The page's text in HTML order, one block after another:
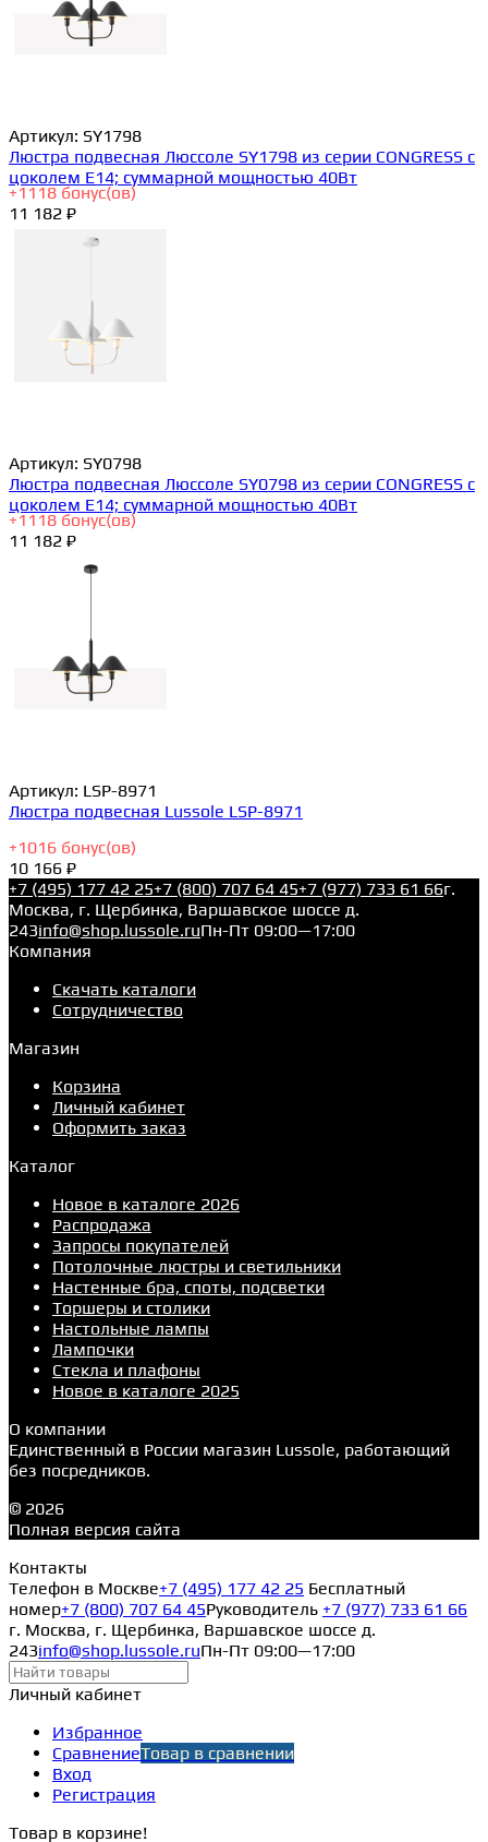
Артикул: SY1798
Люстра подвесная Люссоле SY1798 из серии CONGRESS с
цоколем E14; суммарной мощностью 40Вт
+1118 бонус(ов)
11 182 ₽
Артикул: SY0798
Люстра подвесная Люссоле SY0798 из серии CONGRESS с
цоколем E14; суммарной мощностью 40Вт
+1118 бонус(ов)
11 182 ₽
Артикул: LSP-8971
Люстра подвесная Lussole LSP-8971
+1016 бонус(ов)
10 166 ₽
+7 (495) 177 42 25+7 (800) 707 64 45+7 (977) 733 61 66г.
Москва, г. Щербинка, Варшавское шоссе д.
243info@shop.lussole.ruПн-Пт 09:00—17:00
Компания
Скачать каталоги
Сотрудничество
Магазин
Корзина
Личный кабинет
Оформить заказ
Каталог
Новое в каталоге 2026
Распродажа
Запросы покупателей
Потолочные люстры и светильники
Настенные бра, споты, подсветки
Торшеры и столики
Настольные лампы
Лампочки
Стекла и плафоны
Новое в каталоге 2025
О компании
Единственный в России магазин Lussole, работающий
без посредников.
© 2026
Полная версия сайта
Контакты
Телефон в Москве+7 (495) 177 42 25 Бесплатный
номер+7 (800) 707 64 45Руководитель +7 (977) 733 61 66
г. Москва, г. Щербинка, Варшавское шоссе д.
243info@shop.lussole.ruПн-Пт 09:00—17:00
Личный кабинет
Избранное
СравнениеТовар в сравнении
Вход
Регистрация
Товар в корзине!